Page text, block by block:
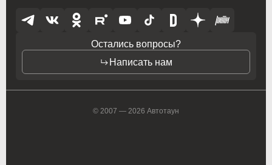
Остались вопросы?
Написать нам
© 2007 — 2026 Автотаун
Opel
Opel (PSA)
Peugeot
Peugeot PSA
Pontiac
Opel
Opel (PSA)
Peugeot
Peugeot PSA
Pontiac